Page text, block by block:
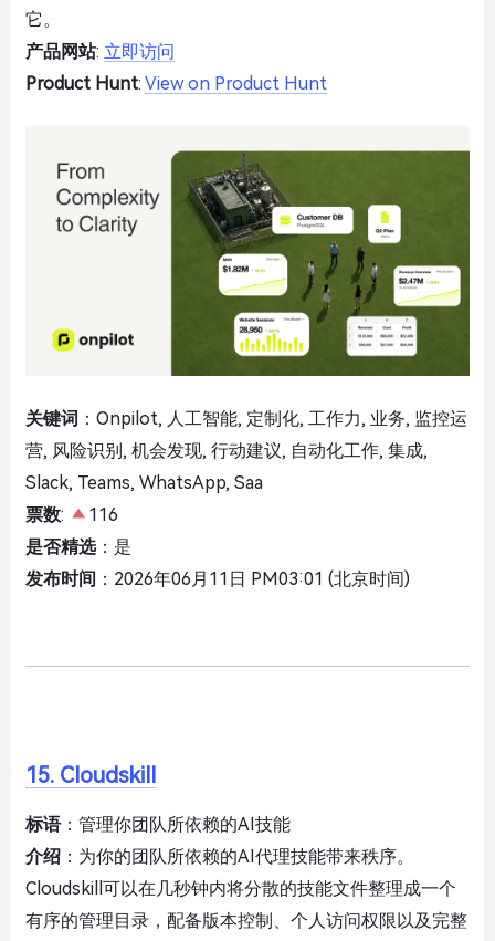
它。
产品网站: 立即访问
Product Hunt: View on Product Hunt
关键词 ：Onpilot, 人工智能, 定制化, 工作力, 业务, 监控运
营, 风险识别, 机会发现, 行动建议, 自动化工作, 集成,
Slack, Teams, WhatsApp, Saa
票数:
116
是否精选：是
发布时间 ：2026年06月11日 PM03:01 (北京时间)
15. Cloudskill
标语：管理你团队所依赖的AI技能
介绍 ：为你的团队所依赖的AI代理技能带来秩序。
Cloudskill可以在几秒钟内将分散的技能文件整理成一个
有序的管理目录，配备版本控制、个人访问权限以及完整